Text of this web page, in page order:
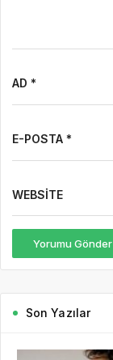
AD *
E-POSTA *
WEBSITE
Yorumu Gönder
Son Yazılar